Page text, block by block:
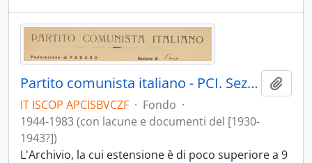
Partito comunista italiano - PCI. Sezione Bruno Venturini e Comitato di zona di Fano
IT ISCOP APCISBVCZF · Fondo ·
1944-1983 (con lacune e documenti del [1930-
1943?])
L'Archivio, la cui estensione è di poco superiore a 9